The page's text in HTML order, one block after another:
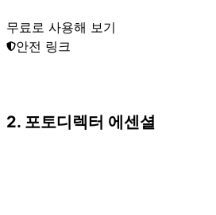
무료로 사용해 보기
안전 링크
2. 포토디렉터 에센셜